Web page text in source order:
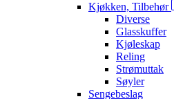
Kjøkken, Tilbehør
Diverse
Glasskuffer
Kjøleskap
Reling
Strømuttak
Søyler
Sengebeslag